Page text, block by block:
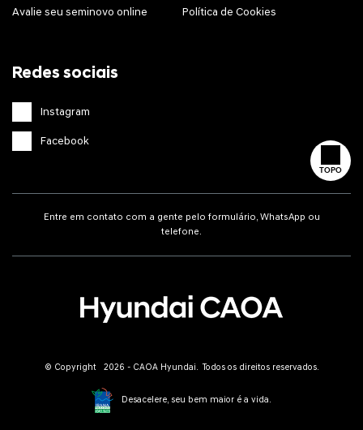
TOPO
Avalie seu seminovo online Política de Cookies
Redes sociais
Instagram
Facebook
Entre em contato com a gente pelo formulário, WhatsApp ou
telefone.
© Copyright 2026 - CAOA Hyundai. Todos os direitos reservados.
Desacelere, seu bem maior é a vida.